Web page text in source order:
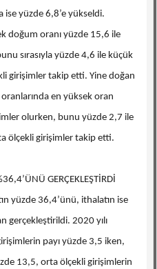
ise yüzde 6,8’e yükseldi.
doğum oranı yüzde 15,6 ile
sırasıyla yüzde 4,6 ile küçük
girişimler takip etti. Yine doğan
en yüksek oran
olurken, bunu yüzde 2,7 ile
ölçekli girişimler takip etti.
GERÇEKLEŞTİRDİ
yüzde 36,4’ünü, ithalatın ise
gerçekleştirildi. 2020 yılı
payı yüzde 3,5 iken,
13,5, orta ölçekli girişimlerin